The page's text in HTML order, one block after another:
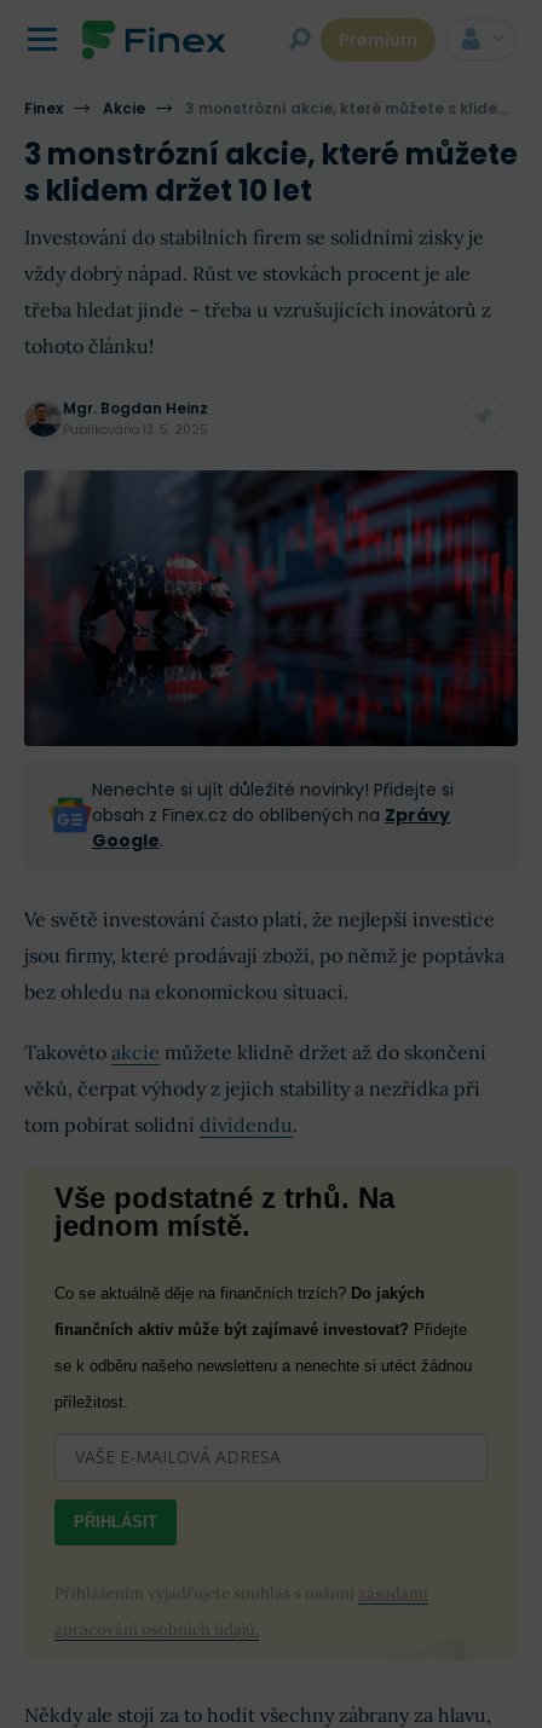
Premium
Finex Akcie 3 monstrózní akcie, které můžete s klidem držet 10 let
3 monstrózní akcie, které můžete
s klidem držet 10 let
Investování do stabilních firem se solidními zisky je
vždy dobrý nápad. Růst ve stovkách procent je ale
třeba hledat jinde – třeba u vzrušujících inovátorů z
tohoto článku!
Mgr. Bogdan Heinz
Publikováno 13. 5. 2025
Nenechte si ujít důležité novinky! Přidejte si
obsah z Finex.cz do oblíbených na Zprávy
Google.
Ve světě investování často platí, že nejlepší investice
jsou firmy, které prodávají zboží, po němž je poptávka
bez ohledu na ekonomickou situaci.
Takovéto akcie můžete klidně držet až do skončení
věků, čerpat výhody z jejich stability a nezřídka při
tom pobírat solidní dividendu.
Vše podstatné z trhů. Na
jednom místě.
Co se aktuálně děje na finančních trzích? Do jakých
finančních aktiv může být zajímavé investovat? Přidejte
se k odběru našeho newsletteru a nenechte si utéct žádnou
příležitost.
PŘIHLÁSIT
Přihlášením vyjadřujete souhlas s našimi zásadami
zpracování osobních údajů.
Někdy ale stojí za to hodit všechny zábrany za hlavu,